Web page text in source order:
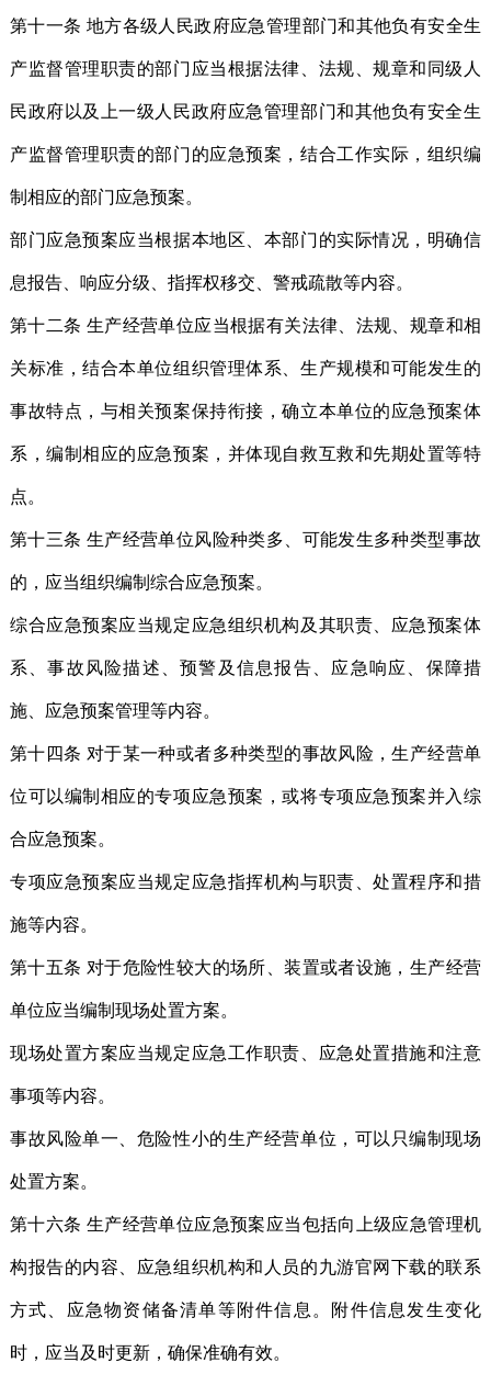
第十一条 地方各级人民政府应急管理部门和其他负有安全生
产监督管理职责的部门应当根据法律、法规、规章和同级人
民政府以及上一级人民政府应急管理部门和其他负有安全生
产监督管理职责的部门的应急预案，结合工作实际，组织编
制相应的部门应急预案。
部门应急预案应当根据本地区、本部门的实际情况，明确信
息报告、响应分级、指挥权移交、警戒疏散等内容。
第十二条 生产经营单位应当根据有关法律、法规、规章和相
关标准，结合本单位组织管理体系、生产规模和可能发生的
事故特点，与相关预案保持衔接，确立本单位的应急预案体
系，编制相应的应急预案，并体现自救互救和先期处置等特
点。
第十三条 生产经营单位风险种类多、可能发生多种类型事故
的，应当组织编制综合应急预案。
综合应急预案应当规定应急组织机构及其职责、应急预案体
系、事故风险描述、预警及信息报告、应急响应、保障措
施、应急预案管理等内容。
第十四条 对于某一种或者多种类型的事故风险，生产经营单
位可以编制相应的专项应急预案，或将专项应急预案并入综
合应急预案。
专项应急预案应当规定应急指挥机构与职责、处置程序和措
施等内容。
第十五条 对于危险性较大的场所、装置或者设施，生产经营
单位应当编制现场处置方案。
现场处置方案应当规定应急工作职责、应急处置措施和注意
事项等内容。
事故风险单一、危险性小的生产经营单位，可以只编制现场
处置方案。
第十六条 生产经营单位应急预案应当包括向上级应急管理机
构报告的内容、应急组织机构和人员的九游官网下载的联系
方式、应急物资储备清单等附件信息。附件信息发生变化
时，应当及时更新，确保准确有效。